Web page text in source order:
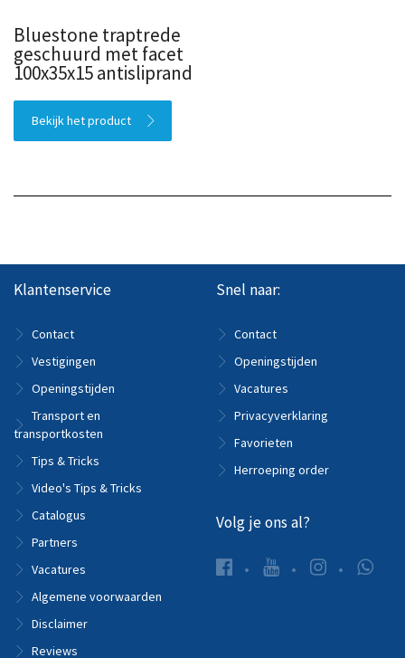
Bluestone traptrede
geschuurd met facet
100x35x15 antisliprand
Bekijk het product
Klantenservice
Contact
Vestigingen
Openingstijden
Transport en
transportkosten
Tips & Tricks
Video's Tips & Tricks
Catalogus
Partners
Vacatures
Algemene voorwaarden
Disclaimer
Reviews
Snel naar:
Contact
Openingstijden
Vacatures
Privacyverklaring
Favorieten
Herroeping order
Volg je ons al?